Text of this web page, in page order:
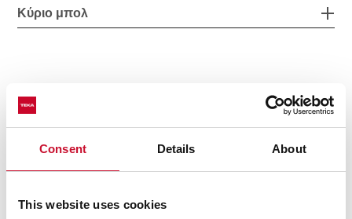
Consent Details About
This website uses cookies
Κύριο μπολ
Αλλα χαρακτηριστικά